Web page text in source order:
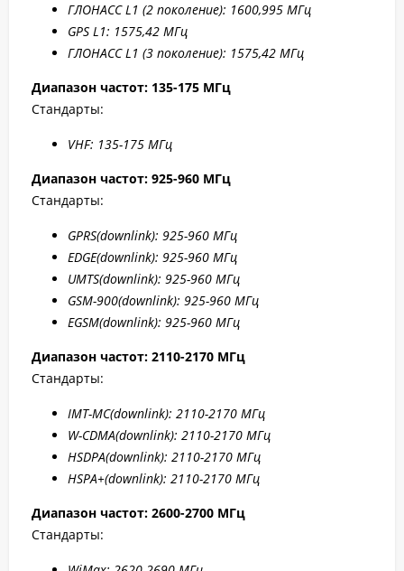
ГЛОНАСС L1 (2 поколение): 1600,995 МГц
GPS L1: 1575,42 МГц
ГЛОНАСС L1 (3 поколение): 1575,42 МГц
Диапазон частот: 135-175 МГц
Стандарты:
VHF: 135-175 МГц
Диапазон частот: 925-960 МГц
Стандарты:
GPRS(downlink): 925-960 МГц
EDGE(downlink): 925-960 МГц
UMTS(downlink): 925-960 МГц
GSM-900(downlink): 925-960 МГц
EGSM(downlink): 925-960 МГц
Диапазон частот: 2110-2170 МГц
Стандарты:
IMT-MC(downlink): 2110-2170 МГц
W-CDMA(downlink): 2110-2170 МГц
HSDPA(downlink): 2110-2170 МГц
HSPA+(downlink): 2110-2170 МГц
Диапазон частот: 2600-2700 МГц
Стандарты: